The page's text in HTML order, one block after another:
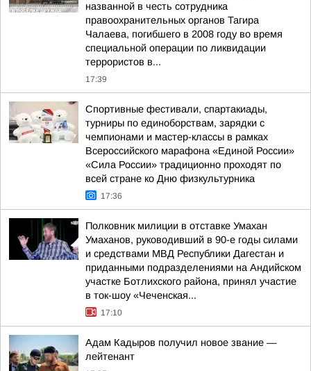
названной в честь сотрудника
правоохранительных органов Тагира
Чалаева, погибшего в 2008 году во время
специальной операции по ликвидации
террористов в...
17:39
Спортивные фестивали, спартакиады,
турниры по единоборствам, зарядки с
чемпионами и мастер-классы в рамках
Всероссийского марафона «Единой России»
«Сила России» традиционно проходят по
всей стране ко Дню физкультурника
17:36
Полковник милиции в отставке Умахан
Умаханов, руководивший в 90-е годы силами
и средствами МВД Республики Дагестан и
приданными подразделениями на Андийском
участке Ботлихского района, принял участие
в ток-шоу «Чеченская...
17:10
Адам Кадыров получил новое звание —
лейтенант